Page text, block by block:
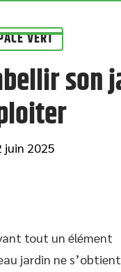
VERT
son
juin 2025
tout un élément
jardin ne